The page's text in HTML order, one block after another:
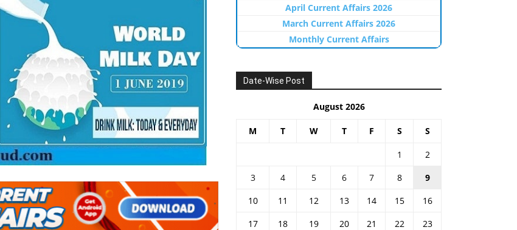
April Current Affairs 2026
March Current Affairs 2026
Monthly Current Affairs
Date-Wise Post
August 2026
M T W T F S S
1
2
3
4 5 6 7 8
9
10
11 12 13 14 15
16
17
18 19 20 21 22
23